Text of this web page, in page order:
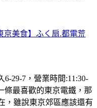
京美食】ふく扇.都電荒
6-29-7，營業時間:11:30-
條最喜歡的東京電鐵，那
，雖說東京郊區應該還有